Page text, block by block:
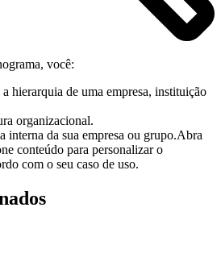
você:
hierarquia de uma empresa, instituição
organizacional.
interna da sua empresa ou grupo.Abra
conteúdo para personalizar o
com o seu caso de uso.